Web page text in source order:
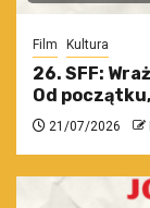
Film Kultura
26. SFF:
Od
21/07/2026